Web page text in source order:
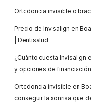
Ortodoncia invisible o
Precio de Invisalign en
| Dentisalud
¿Cuánto cuesta Invisalign
y opciones de financiación
Ortodoncia invisible en
conseguir la sonrisa que